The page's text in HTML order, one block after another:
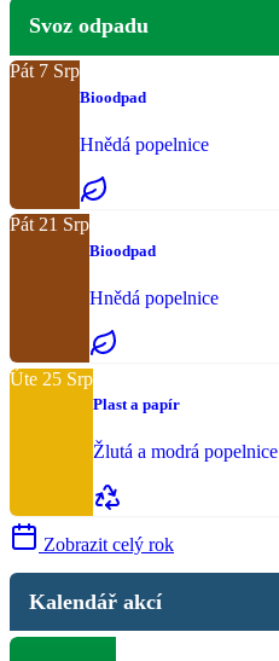
Svoz odpadu
Pát 7 Srp
Bioodpad
Hnědá popelnice
Pát 21 Srp
Bioodpad
Hnědá popelnice
Úte 25 Srp
Plast a papír
Žlutá a modrá popelnice
Zobrazit celý rok
Kalendář akcí